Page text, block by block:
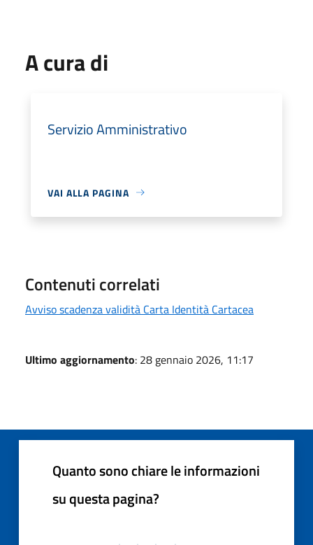
A cura di
Servizio Amministrativo
VAI ALLA PAGINA
Contenuti correlati
Avviso scadenza validità Carta Identità Cartacea
Ultimo aggiornamento: 28 gennaio 2026, 11:17
Quanto sono chiare le informazioni
su questa pagina?